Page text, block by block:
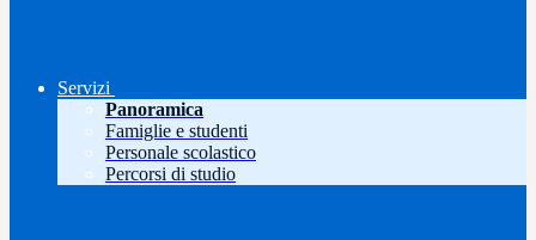
Servizi
Panoramica
Famiglie e studenti
Personale scolastico
Percorsi di studio